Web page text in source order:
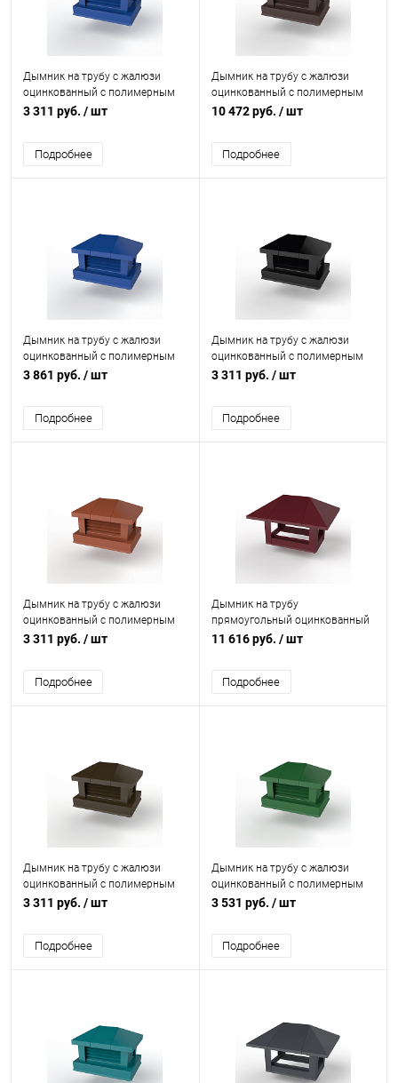
Дымник на трубу с жалюзи
оцинкованный с полимерным
покрытием до 1200мм RAL
3 311 руб. / шт
Подробнее
Дымник на трубу с жалюзи
оцинкованный с полимерным
покрытием до 2400мм RAL
10 472 руб. / шт
Подробнее
Дымник на трубу с жалюзи
оцинкованный с полимерным
покрытием до 2000мм RAL
3 861 руб. / шт
Подробнее
Дымник на трубу с жалюзи
оцинкованный с полимерным
покрытием до 1200мм RAL
3 311 руб. / шт
Подробнее
Дымник на трубу с жалюзи
оцинкованный с полимерным
покрытием до 1200мм RAL
3 311 руб. / шт
Подробнее
Дымник на трубу
прямоугольный оцинкованный
с полимерным покрытием до
11 616 руб. / шт
Подробнее
Дымник на трубу с жалюзи
оцинкованный с полимерным
покрытием до 1200мм RR 32
3 311 руб. / шт
Подробнее
Дымник на трубу с жалюзи
оцинкованный с полимерным
покрытием до 1600мм RAL
3 531 руб. / шт
Подробнее